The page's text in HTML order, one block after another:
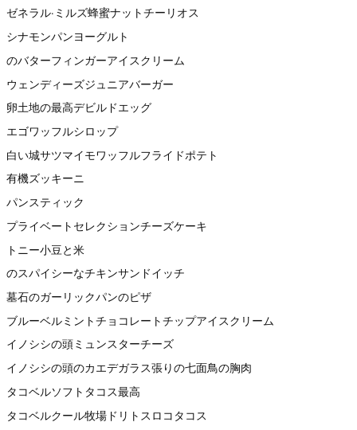
ゼネラル·ミルズ蜂蜜ナットチーリオス
シナモンパンヨーグルト
のバターフィンガーアイスクリーム
ウェンディーズジュニアバーガー
卵土地の最高デビルドエッグ
エゴワッフルシロップ
白い城サツマイモワッフルフライドポテト
有機ズッキーニ
パンスティック
プライベートセレクションチーズケーキ
トニー小豆と米
のスパイシーなチキンサンドイッチ
墓石のガーリックパンのピザ
ブルーベルミントチョコレートチップアイスクリーム
イノシシの頭ミュンスターチーズ
イノシシの頭のカエデガラス張りの七面鳥の胸肉
タコベルソフトタコス最高
タコベルクール牧場ドリトスロコタコス